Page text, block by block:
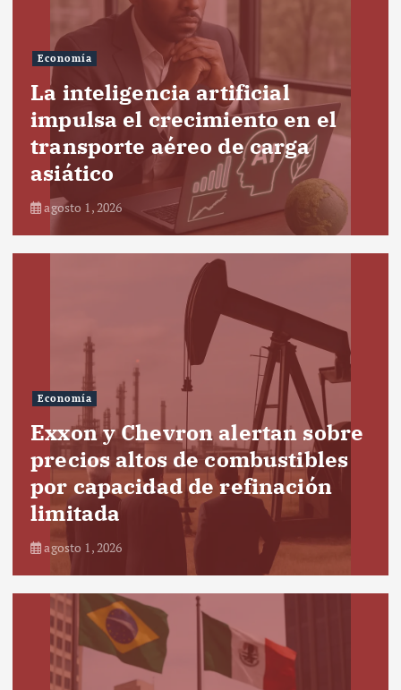
Economía
La inteligencia artificial
impulsa el crecimiento en el
transporte aéreo de carga
asiático
agosto 1, 2026
Economía
Exxon y Chevron alertan sobre
precios altos de combustibles
por capacidad de refinación
limitada
agosto 1, 2026